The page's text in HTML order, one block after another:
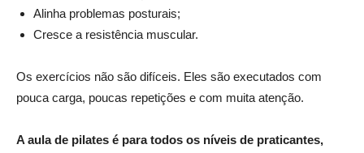
Alinha problemas posturais;
Cresce a resistência muscular.
Os exercícios não são difíceis. Eles são executados com
pouca carga, poucas repetições e com muita atenção.
A aula de pilates é para todos os níveis de praticantes,